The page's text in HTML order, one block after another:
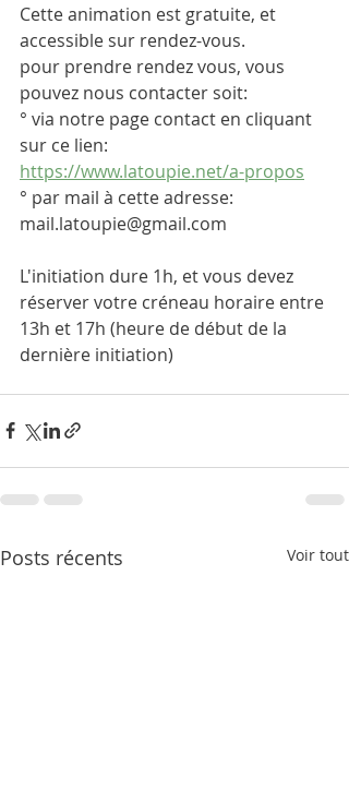
Cette animation est gratuite, et
accessible sur rendez-vous.
pour prendre rendez vous, vous
pouvez nous contacter soit:
° via notre page contact en cliquant
sur ce lien:
https://www.latoupie.net/a-propos
° par mail à cette adresse:
mail.latoupie@gmail.com
L'initiation dure 1h, et vous devez
réserver votre créneau horaire entre
13h et 17h (heure de début de la
dernière initiation)
Posts récents Voir tout